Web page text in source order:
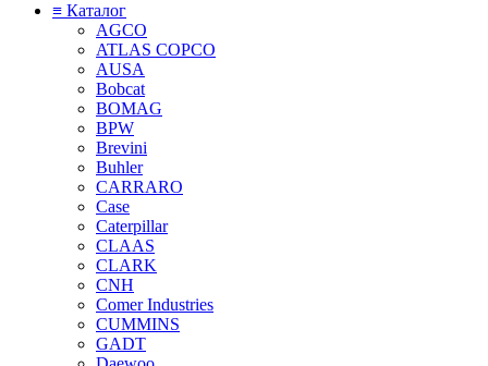
≡ Каталог
AGCO
ATLAS COPCO
AUSA
Bobcat
BOMAG
BPW
Brevini
Buhler
CARRARO
Case
Caterpillar
CLAAS
CLARK
CNH
Comer Industries
CUMMINS
GADT